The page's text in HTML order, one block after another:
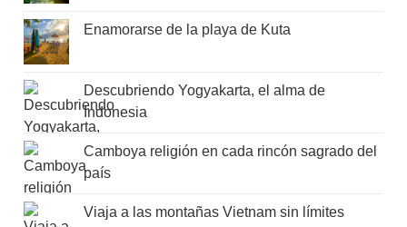
Enamorarse de la playa de Kuta
Descubriendo Yogyakarta, el alma de
Indonesia
Camboya religión en cada rincón sagrado del
país
Viaja a las montañas Vietnam sin límites